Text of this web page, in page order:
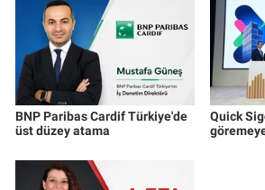
BNP Paribas Cardif Türkiye'de
üst düzey atama
Quick